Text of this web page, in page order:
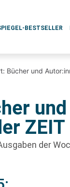
BESTSELLER
Bücher und
ZEIT
der